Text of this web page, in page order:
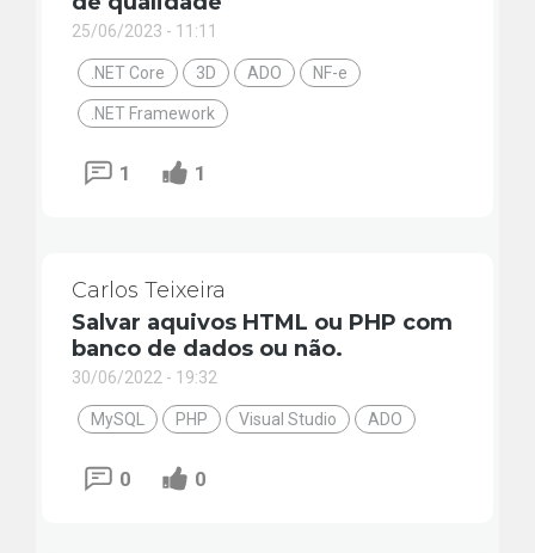
25/06/2023 - 11:11
.NET Core 3D ADO NF-e
.NET Framework
1 1
Carlos Teixeira
Salvar aquivos HTML ou PHP com
banco de dados ou não.
30/06/2022 - 19:32
MySQL PHP Visual Studio ADO
0 0